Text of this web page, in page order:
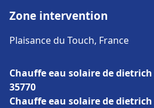
Zone intervention
Plaisance du Touch, France
Chauffe eau solaire de dietrich
35770
Chauffe eau solaire de